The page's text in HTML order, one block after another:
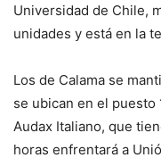
Universidad de Chile,
unidades y está en la
Los de Calama se
se ubican en el puesto
Audax Italiano, que
horas enfrentará a